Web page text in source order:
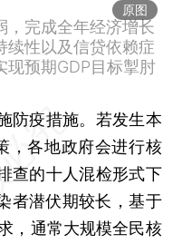
原图
，完成全年经济增长
续性以及信贷依赖症
现预期GDP目标掣肘
疫措施。若发生本
，各地政府会进行核
查的十人混检形式下
者潜伏期较长，基于
，通常大规模全民核